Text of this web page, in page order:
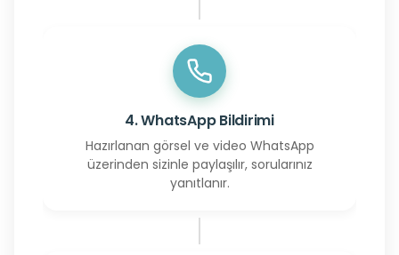
4. WhatsApp Bildirimi
Hazırlanan görsel ve video WhatsApp
üzerinden sizinle paylaşılır, sorularınız
yanıtlanır.